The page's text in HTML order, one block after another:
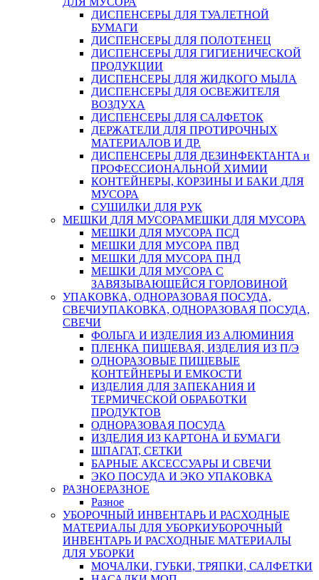
ДИСПЕНСЕРЫ ДЛЯ ТУАЛЕТНОЙ
БУМАГИ
ДИСПЕНСЕРЫ ДЛЯ ПОЛОТЕНЕЦ
ДИСПЕНСЕРЫ ДЛЯ ГИГИЕНИЧЕСКОЙ
ПРОДУКЦИИ
ДИСПЕНСЕРЫ ДЛЯ ЖИДКОГО МЫЛА
ДИСПЕНСЕРЫ ДЛЯ ОСВЕЖИТЕЛЯ
ВОЗДУХА
ДИСПЕНСЕРЫ ДЛЯ САЛФЕТОК
ДЕРЖАТЕЛИ ДЛЯ ПРОТИРОЧНЫХ
МАТЕРИАЛОВ И ДР.
ДИСПЕНСЕРЫ ДЛЯ ДЕЗИНФЕКТАНТА и
ПРОФЕССИОНАЛЬНОЙ ХИМИИ
КОНТЕЙНЕРЫ, КОРЗИНЫ И БАКИ ДЛЯ
МУСОРА
СУШИЛКИ ДЛЯ РУК
МЕШКИ ДЛЯ МУСОРАМЕШКИ ДЛЯ МУСОРА
МЕШКИ ДЛЯ МУСОРА ПСД
МЕШКИ ДЛЯ МУСОРА ПВД
МЕШКИ ДЛЯ МУСОРА ПНД
МЕШКИ ДЛЯ МУСОРА С
ЗАВЯЗЫВАЮЩЕЙСЯ ГОРЛОВИНОЙ
УПАКОВКА, ОДНОРАЗОВАЯ ПОСУДА,
СВЕЧИУПАКОВКА, ОДНОРАЗОВАЯ ПОСУДА,
СВЕЧИ
ФОЛЬГА И ИЗДЕЛИЯ ИЗ АЛЮМИНИЯ
ПЛЕНКА ПИЩЕВАЯ, ИЗДЕЛИЯ ИЗ П/Э
ОДНОРАЗОВЫЕ ПИЩЕВЫЕ
КОНТЕЙНЕРЫ И ЕМКОСТИ
ИЗДЕЛИЯ ДЛЯ ЗАПЕКАНИЯ И
ТЕРМИЧЕСКОЙ ОБРАБОТКИ
ПРОДУКТОВ
ОДНОРАЗОВАЯ ПОСУДА
ИЗДЕЛИЯ ИЗ КАРТОНА И БУМАГИ
ШПАГАТ, СЕТКИ
БАРНЫЕ АКСЕССУАРЫ И СВЕЧИ
ЭКО ПОСУДА И ЭКО УПАКОВКА
РАЗНОЕРАЗНОЕ
Разное
УБОРОЧНЫЙ ИНВЕНТАРЬ И РАСХОДНЫЕ
МАТЕРИАЛЫ ДЛЯ УБОРКИУБОРОЧНЫЙ
ИНВЕНТАРЬ И РАСХОДНЫЕ МАТЕРИАЛЫ
ДЛЯ УБОРКИ
МОЧАЛКИ, ГУБКИ, ТРЯПКИ, САЛФЕТКИ